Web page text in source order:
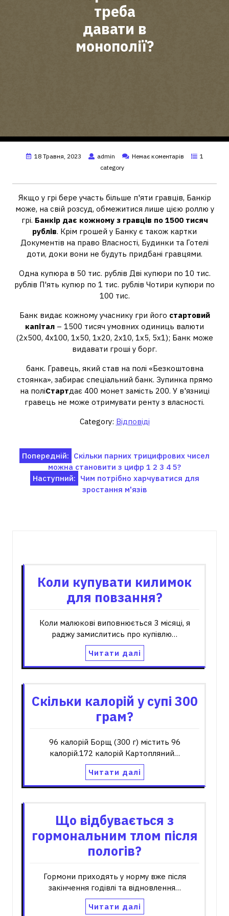
треба
давати в
монополії?
18 Травня, 2023 admin Немає коментарів
1
category
Якщо у грі бере участь більше п'яти гравців, Банкір
може, на свій розсуд, обмежитися лише цією роллю у
грі. Банкір дає кожному з гравців по 1500 тисяч
рублів. Крім грошей у Банку є також картки
Документів на право Власності, Будинки та Готелі
доти, доки вони не будуть придбані гравцями.
Одна купюра в 50 тис. рублів Дві купюри по 10 тис.
рублів П'ять купюр по 1 тис. рублів Чотири купюри по
100 тис.
Банк видає кожному учаснику гри його стартовий
капітал – 1500 тисяч умовних одиниць валюти
(2х500, 4х100, 1х50, 1х20, 2х10, 1х5, 5х1); Банк може
видавати гроші у борг.
банк. Гравець, який став на полі «Безкоштовна
стоянка», забирає спеціальний банк. Зупинка прямо
на поліСтартдає 400 монет замість 200. У в'язниці
гравець не може отримувати ренту з власності.
Category: Відповіді
Навігація
записів
Попередній: Скільки парних трицифрових чисел
можна становити з цифр 1 2 3 4 5?
Наступний: Чим потрібно харчуватися для
зростання м'язів
Коли купувати килимок
для повзання?
Коли малюкові виповнюється 3 місяці, я
раджу замислитись про купівлю…
Читати далі
Скільки калорій у супі 300
грам?
96 калорій Борщ (300 г) містить 96
калорій.172 калорій Картопляний…
Читати далі
Що відбувається з
гормональним тлом після
пологів?
Гормони приходять у норму вже після
закінчення годівлі та відновлення…
Читати далі